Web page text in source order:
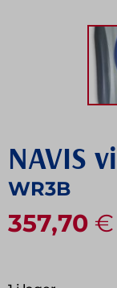
NAVIS
WR3B
357,70 €